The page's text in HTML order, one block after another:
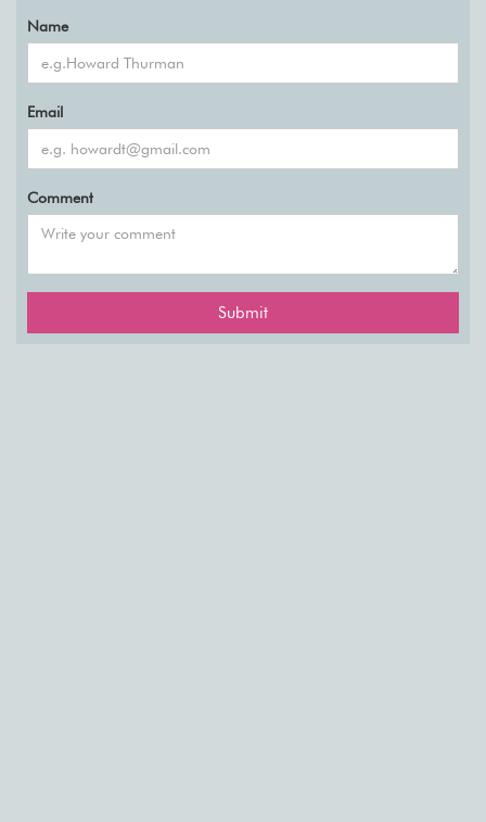
Name
Email
Comment
Submit